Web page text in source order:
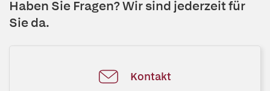
Haben Sie Fragen? Wir sind jederzeit für
Sie da.
Kontakt